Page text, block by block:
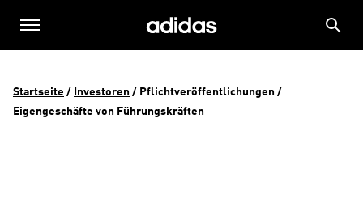
Startseite / Investoren / Pflichtveröffentlichungen
Eigengeschäfte von Führungskräften